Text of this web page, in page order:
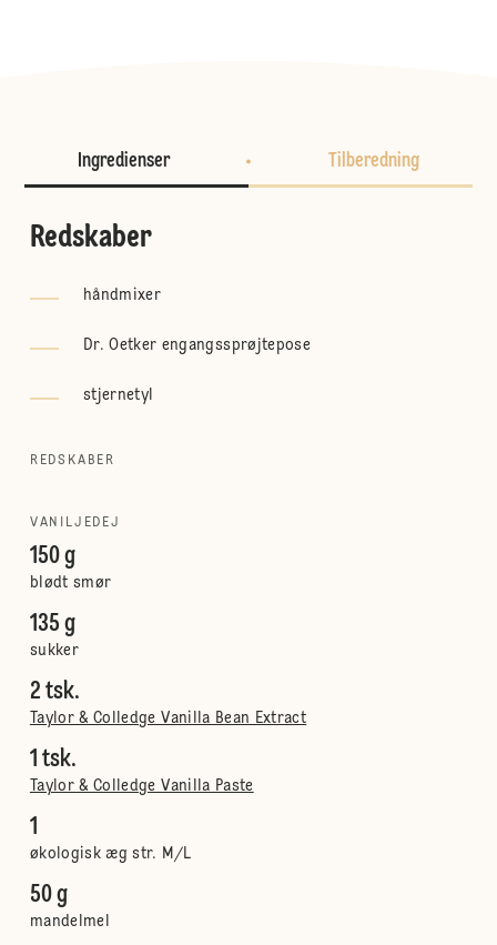
Ingredienser Tilberedning
Redskaber
håndmixer
Dr. Oetker engangssprøjtepose
stjernetyl
REDSKABER
VANILJEDEJ
150 g
blødt smør
135 g
sukker
2 tsk.
Taylor & Colledge Vanilla Bean Extract
1 tsk.
Taylor & Colledge Vanilla Paste
1
økologisk æg str. M/L
50 g
mandelmel